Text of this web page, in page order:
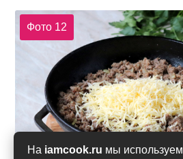
На iamcook.ru мы используем
Фото 12